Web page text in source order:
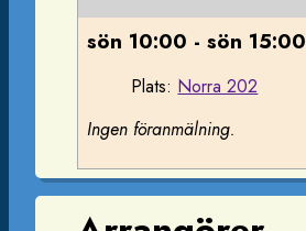
sön 10:00 - sön 15:00
Plats: Norra 202
Ingen föranmälning.